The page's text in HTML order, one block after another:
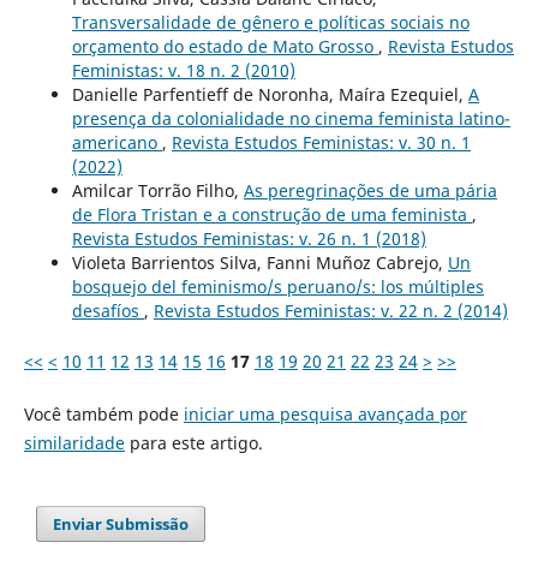
Transversalidade de gênero e políticas sociais no
orçamento do estado de Mato Grosso , Revista Estudos
Feministas: v. 18 n. 2 (2010)
Danielle Parfentieff de Noronha, Maíra Ezequiel, A
presença da colonialidade no cinema feminista latino-
americano , Revista Estudos Feministas: v. 30 n. 1
(2022)
Amilcar Torrão Filho, As peregrinações de uma pária
de Flora Tristan e a construção de uma feminista ,
Revista Estudos Feministas: v. 26 n. 1 (2018)
Violeta Barrientos Silva, Fanni Muñoz Cabrejo, Un
bosquejo del feminismo/s peruano/s: los múltiples
desafíos , Revista Estudos Feministas: v. 22 n. 2 (2014)
<< < 10 11 12 13 14 15 16 17 18 19 20 21 22 23 24 > >>
Você também pode iniciar uma pesquisa avançada por
similaridadepara este artigo.
Enviar Submissão